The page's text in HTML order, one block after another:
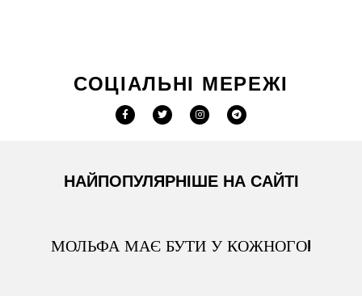
СОЦІАЛЬНІ МЕРЕЖІ
НАЙПОПУЛЯРНІШЕ НА САЙТІ
МОЛЬФА МАЄ БУТИ У КОЖНОГО!